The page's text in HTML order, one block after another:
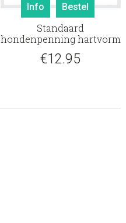
Info Bestel
Standaard
hondenpenning hartvorm
€12.95